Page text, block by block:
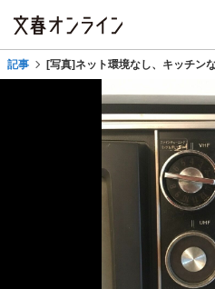
記事 [写真]ネット環境なし、キッチ